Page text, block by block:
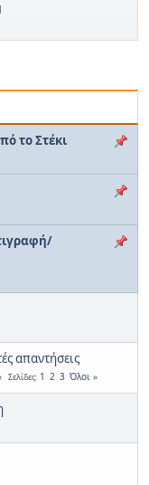
το Στέκι
απαντήσεις
Σελίδες 1 2 3 Όλοι